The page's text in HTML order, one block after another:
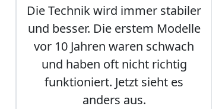
Die Technik wird immer stabiler
und besser. Die erstem Modelle
vor 10 Jahren waren schwach
und haben oft nicht richtig
funktioniert. Jetzt sieht es
anders aus.